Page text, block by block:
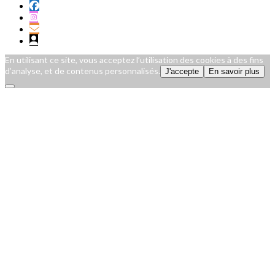
En utilisant ce site, vous acceptez l’utilisation des cookies à des fins
d’analyse, et de contenus personnalisés. J'accepte En savoir plus